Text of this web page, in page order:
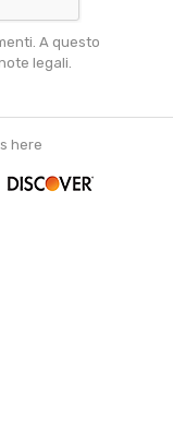
A questo
legali.
here